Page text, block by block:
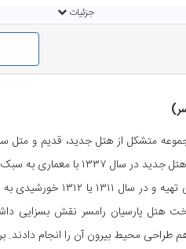
جزئیات
متشکل از هتل جدید، قدیم و متل
در سال ۱۳۰۷ توسط
هتل پارسیان رامسر نقش بسزایی
طراحی محیط بیرون آن را انجام دادند.